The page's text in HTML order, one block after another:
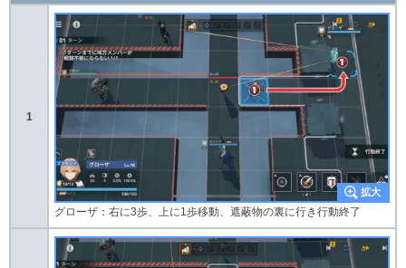
1
グローザ：右に3歩、上に1歩移動、遮蔽物の裏に行き行動終了